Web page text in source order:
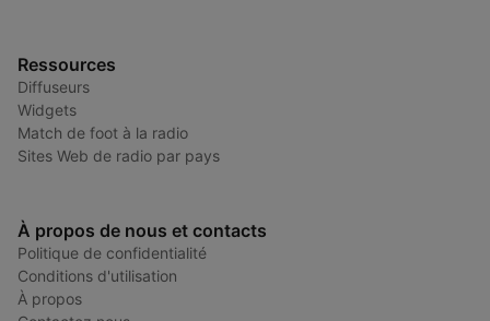
Ressources
Diffuseurs
Widgets
Match de foot à la radio
Sites Web de radio par pays
À propos de nous et contacts
Politique de confidentialité
Conditions d'utilisation
À propos